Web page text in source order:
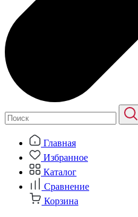
Главная
Избранное
Каталог
Сравнение
Корзина